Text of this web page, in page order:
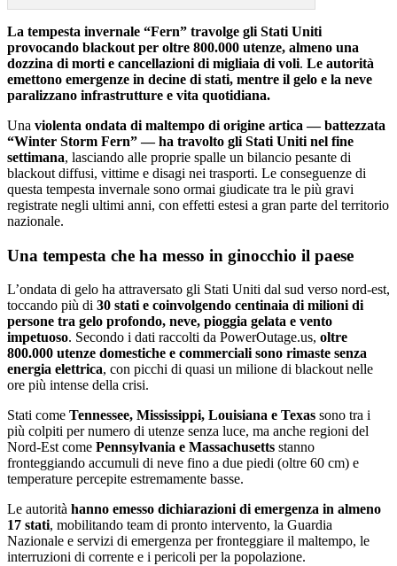
La tempesta invernale “Fern” travolge gli Stati Uniti
provocando blackout per oltre 800.000 utenze, almeno una
dozzina di morti e cancellazioni di migliaia di voli. Le autorità
emettono emergenze in decine di stati, mentre il gelo e la neve
paralizzano infrastrutture e vita quotidiana.
Una violenta ondata di maltempo di origine artica — battezzata
“Winter Storm Fern” — ha travolto gli Stati Uniti nel fine
settimana, lasciando alle proprie spalle un bilancio pesante di
blackout diffusi, vittime e disagi nei trasporti. Le conseguenze di
questa tempesta invernale sono ormai giudicate tra le più gravi
registrate negli ultimi anni, con effetti estesi a gran parte del territorio
nazionale.
Una tempesta che ha messo in ginocchio il paese
L’ondata di gelo ha attraversato gli Stati Uniti dal sud verso nord-est,
toccando più di 30 stati e coinvolgendo centinaia di milioni di
persone tra gelo profondo, neve, pioggia gelata e vento
impetuoso. Secondo i dati raccolti da PowerOutage.us, oltre
800.000 utenze domestiche e commerciali sono rimaste senza
energia elettrica, con picchi di quasi un milione di blackout nelle
ore più intense della crisi.
Stati come Tennessee, Mississippi, Louisiana e Texas sono tra i
più colpiti per numero di utenze senza luce, ma anche regioni del
Nord-Est come Pennsylvania e Massachusetts stanno
fronteggiando accumuli di neve fino a due piedi (oltre 60 cm) e
temperature percepite estremamente basse.
Le autorità hanno emesso dichiarazioni di emergenza in almeno
17 stati, mobilitando team di pronto intervento, la Guardia
Nazionale e servizi di emergenza per fronteggiare il maltempo, le
interruzioni di corrente e i pericoli per la popolazione.